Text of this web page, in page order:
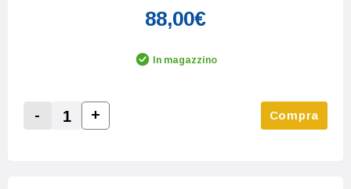
88,00€
In magazzino
Decrease Quantity:
-
Increase Quantity:
+ Compra